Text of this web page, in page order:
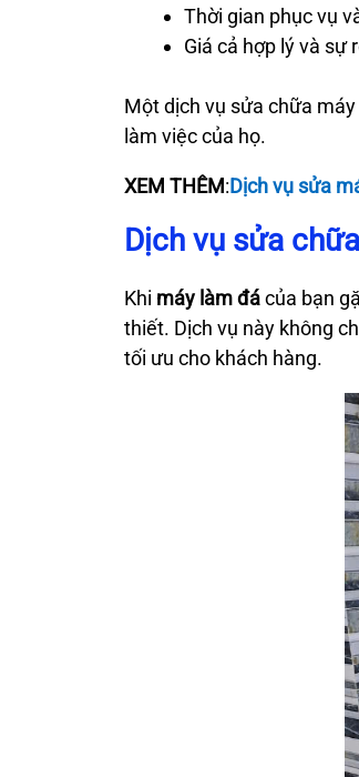
Thời gian phục vụ
Giá cả hợp lý và sự
Một dịch vụ sửa chữa
làm việc của họ.
XEM THÊM:Dịch vụ sửa
Dịch vụ sửa
Khi máy làm đácủa bạn
thiết. Dịch vụ này không
tối ưu cho khách hàng.